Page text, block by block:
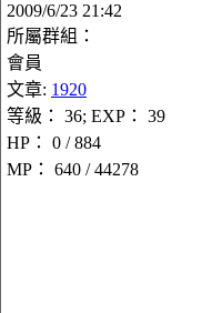
2009/6/23 21:42
所屬群組：
會員
文章: 1920
等級： 36; EXP： 39
HP： 0 / 884
MP： 640 / 44278